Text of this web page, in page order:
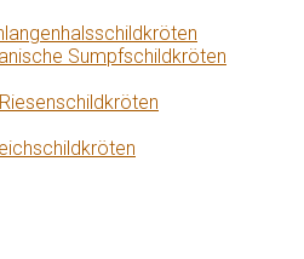
Sumpfschildkröten